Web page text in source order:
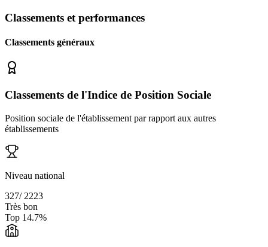
Classements et performances
Classements généraux
Classements de l'Indice de Position Sociale
Position sociale de l'établissement par rapport aux autres
établissements
Niveau national
327/ 2223
Très bon
Top 14.7%